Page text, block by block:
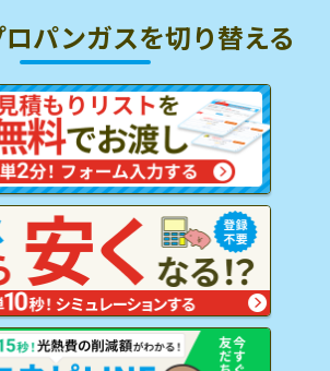
パンガスを切り替える